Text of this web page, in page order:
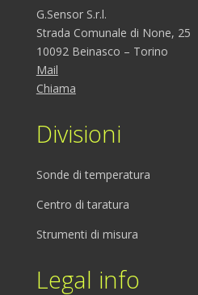
G.Sensor S.r.l.
Strada Comunale di None, 25
10092 Beinasco – Torino
Mail
Chiama
Divisioni
Sonde di temperatura
Centro di taratura
Strumenti di misura
Legal info